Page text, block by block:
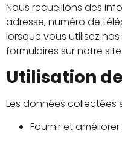
Nous recueillons des
adresse, numéro de
lorsque vous utilisez
formulaires sur notre site.
Utilisation
Les données collectées
Fournir et